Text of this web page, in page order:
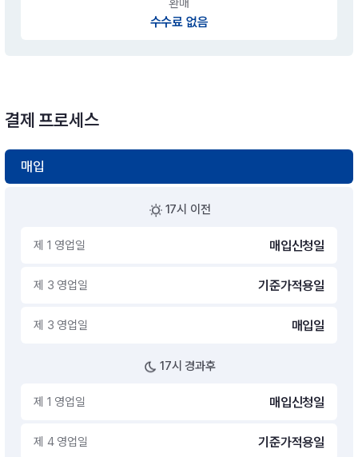
수수료 없음
결제 프로세스
매입
17시 이전
제 1 영업일 매입신청일
제 3 영업일 기준가적용일
제 3 영업일 매입일
17시 경과후
제 1 영업일 매입신청일
제 4 영업일 기준가적용일